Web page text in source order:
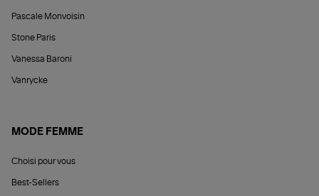
Pascale Monvoisin
Stone Paris
Vanessa Baroni
Vanrycke
MODE FEMME
Choisi pour vous
Best-Sellers